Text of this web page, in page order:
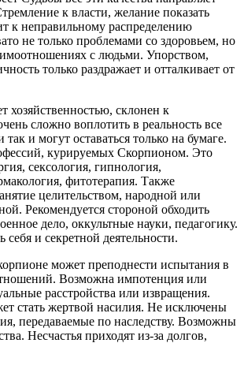
к власти, желание показать
к неправильному распределению
не только проблемами со здоровьем, но
с людьми. Упорством,
только раздражает и отталкивает от
хозяйственностью, склонен к
сложно воплотить в реальность все
и могут оставаться только на бумаге.
курируемых Скорпионом. Это
сексология, гипнология,
фитотерапия. Также
целительством, народной или
Рекомендуется стороной обходить
дело, оккультные науки, педагогику.
себя и секретной деятельности.
может преподнести испытания в
Возможна импотенция или
расстройства или извращения.
стать жертвой насилия. Не исключены
передаваемые по наследству. Возможны
Несчастья приходят из-за долгов,